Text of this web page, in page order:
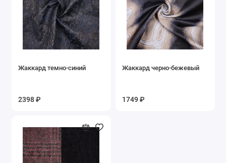
Жаккард темно-синий
2398 ₽
Жаккард черно-бежевый
1749 ₽